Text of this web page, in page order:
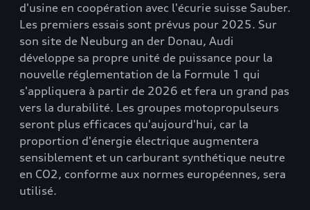
d'usine en coopération avec l'écurie suisse Sauber.
Les premiers essais sont prévus pour 2025. Sur
son site de Neuburg an der Donau, Audi
développe sa propre unité de puissance pour la
nouvelle réglementation de la Formule 1 qui
s'appliquera à partir de 2026 et fera un grand pas
vers la durabilité. Les groupes motopropulseurs
seront plus efficaces qu'aujourd'hui, car la
proportion d'énergie électrique augmentera
sensiblement et un carburant synthétique neutre
en CO2, conforme aux normes européennes, sera
utilisé.